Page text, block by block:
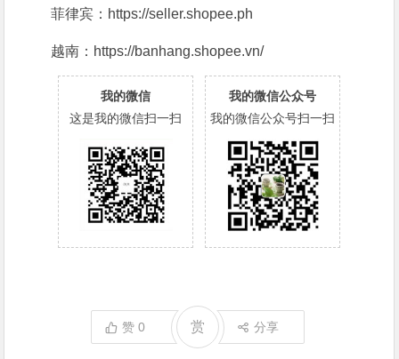
菲律宾：https://seller.shopee.ph
越南：https://banhang.shopee.vn/
我的微信
这是我的微信扫一扫
我的微信公众号
我的微信公众号扫一扫
赞0 赏 分享